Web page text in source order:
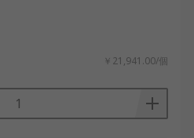
￥21,941.00/個